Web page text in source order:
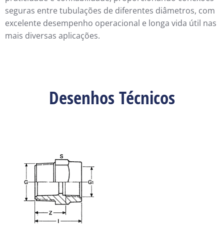
seguras entre tubulações de diferentes diâmetros, com
excelente desempenho operacional e longa vida útil nas
mais diversas aplicações.
Desenhos Técnicos